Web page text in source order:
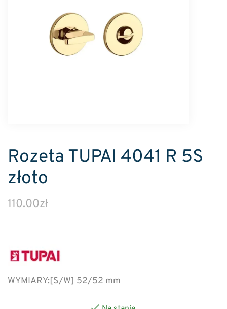
Rozeta TUPAI 4041 R 5S
złoto
110.00zł
WYMIARY:[S/W] 52/52 mm